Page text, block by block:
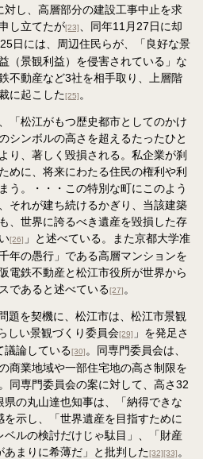
対し、高層部分の建設工事中止を求
し立てたが[23]
、同年11月27日に却
日には、周辺住民らが、「良好な景
（景観利益）を侵害されている」な
不動産など3社を相手取り、上層階
に起こした[25] 。
「松江がもつ歴史都市としてのかけ
シンボルの高さを超えるたったひと
り、著しく毀損される。私企業が刹
めに、将来にわたる住民の権利や利
う。・・・この特別な町にこのよう
それが建ち続けるかぎり、当該建築
、世界に誇るべき遺産を毀損した存
[26] 」と述べている。また京都大学准
年の愚行」である高層マンションを
電鉄不動産と松江市役所が世界から
であると述べている[27] 。
題を契機に、松江市は、松江市景観
しい景観づくり委員会[29] 」を発足さ
議論している[30] 。同専門委員会は、
商業地域や一部住宅地の高さ制限を
。同専門委員会の案に対して、高さ32
の丸山達也知事は、「納得できな
示し、「世界遺産を目指すために
ルの検討だけじゃ駄目」、「財産
まりに希薄だ」と批判した[32][33] 。